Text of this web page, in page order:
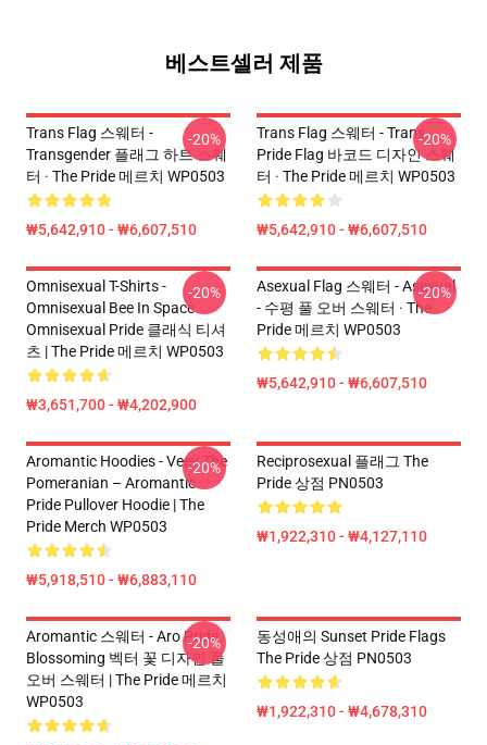
베스트셀러 제품
Trans Flag 스웨터 -
Transgender 플래그 하트 스웨
터 · The Pride 메르치 WP0503
₩5,642,910 - ₩6,607,510
-20%
Trans Flag 스웨터 - Trans
Pride Flag 바코드 디자인 스웨
터 · The Pride 메르치 WP0503
₩5,642,910 - ₩6,607,510
-20%
Omnisexual T-Shirts -
Omnisexual Bee In Space
Omnisexual Pride 클래식 티셔
츠 | The Pride 메르치 WP0503
₩3,651,700 - ₩4,202,900
-20%
Asexual Flag 스웨터 - Asexual
- 수평 풀 오버 스웨터 · The
Pride 메르치 WP0503
₩5,642,910 - ₩6,607,510
-20%
Aromantic Hoodies - Veev The
Pomeranian – Aromantic
Pride Pullover Hoodie | The
Pride Merch WP0503
₩5,918,510 - ₩6,883,110
-20%
Reciprosexual 플래그 The
Pride 상점 PN0503
₩1,922,310 - ₩4,127,110
Aromantic 스웨터 - Aro Pride
Blossoming 벡터 꽃 디자인 풀
오버 스웨터 | The Pride 메르치
WP0503
-20%
동성애의 Sunset Pride Flags
The Pride 상점 PN0503
₩1,922,310 - ₩4,678,310